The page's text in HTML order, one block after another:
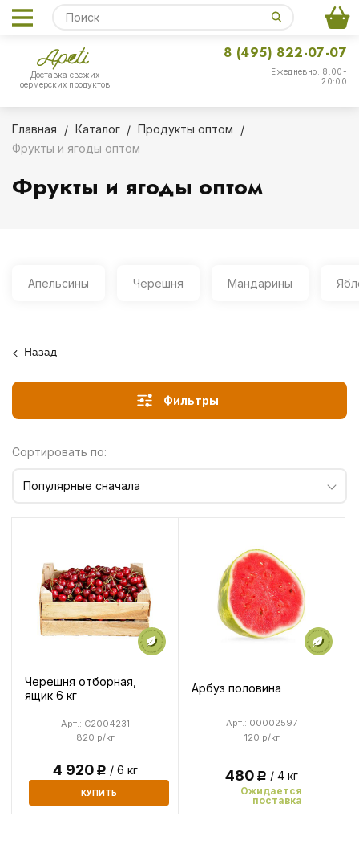
Доставка свежих
фермерских продуктов
Ежедневно: 8:00-
20:00
8 (495) 822-07-07
Главная Каталог
Продукты оптом
Фрукты и ягоды оптом
Фрукты и ягоды оптом
Апельсины Черешня Мандарины
Назад
Фильтры
Сортировать по:
Популярные сначала
Черешня отборная,
ящик 6 кг
820 р/кг
Арт.: C2004231
4 920Р / 6 кг
КУПИТЬ
Арбуз половина
120 р/кг
Арт.: 00002597
480Р / 4 кг
Ожидается
поставка